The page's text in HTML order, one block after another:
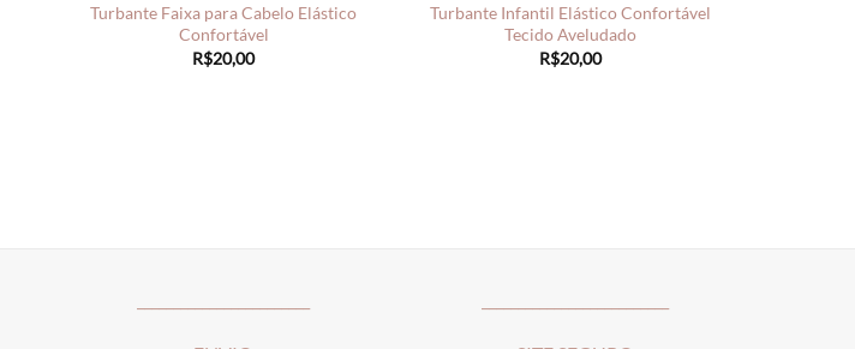
Turbante Faixa para Cabelo Elástico
Confortável
R$20,00
Turbante Infantil Elástico Confortável
Tecido Aveludado
R$20,00